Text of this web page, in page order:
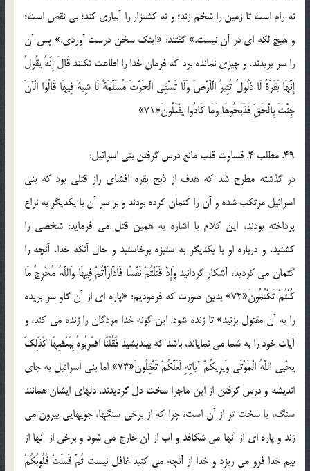
نه رام است تا زمين را شخم زند؛ و نه کشتزار را آبياري کند؛ بي نقص است؛
و هيچ لکه اي در آن نيست.» گفتند: «اينک سخن درست آوردي.» پس آن
را سر بريدند، و چيزي نمانده بود که فرمان خدا را اطاعت نکنند قَالَ إِنَّهُ يقُولُ
إِنَّهَا بَقَرَةٌ لَا ذَلُولٌ تُثِيرُ الْأَرْضَ وَلَا تَسْقِي الْحَرْثَ مُسَلَّمَةٌ لَا شِيةَ فِيهَا قَالُوا الْآنَ
جِئْتَ بِالْحَقِّ فَذَبَحُوهَا وَمَا كَادُوا يفْعَلُونَ«71»
49. مطلب 4. قساوت قلب مانع درس گرفتن بني اسرائيل:
در گذشته مطرح شد که هدف از ذبح بقره افشاي راز قتلي بود که بني
اسرائيل مرتکب شده و آن را کتمان کرده بودند و بر سر آن با يکديگر به نزاع
پرداخته بودند، اين کلام با اشاره به همين قتل مي فرمايد: شخصي را
کشتيد، و درباره او با يکديگر به ستيزه برخاستيد و حال آنکه خدا، آنچه را
کتمان مي کرديد، آشکار گردانيد وَإِذْ قَتَلْتُمْ نَفْسًا فَادَّارَأْتُمْ فِيهَا وَاللَّهُ مُخْرِجٌ مَا
كُنْتُمْ تَكْتُمُونَ«72» بدين صورت که فرموديم: «پاره اي از آن گاو سر بريده
را به آن مقتول بزنيد» تا زنده شود. اين گونه خدا مردگان را زنده مي کند، و
آيات خود را به شما مي نماياند، باشد که بينديشيد فَقُلْنَا اضْرِبُوهُ بِبَعْضِهَا كَذَلِكَ
يحْيي اللَّهُ الْمَوْتَى وَيرِيكُمْ آياتِهِ لَعَلَّكُمْ تَعْقِلُونَ«73» اما بني اسرائيل به جاي
انديشه و درس گرفتن از اين ماجرا سخت دل گرديدند، دلهاي ايشان همانند
سنگ، يا سخت تر از آن است، چرا که از برخي سنگها، جويهايي بيرون مي
زند و پاره اي از آنها مي شکافد و آب از آن خارج مي شود و برخي از آنها از
بيم خدا فرو مي ريزد و خدا از آنچه مي کنيد غافل نيست ثُمَّ قَسَتْ قُلُوبُكُمْ